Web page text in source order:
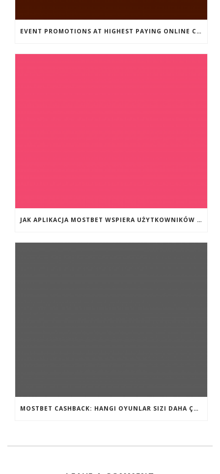
EVENT PROMOTIONS AT HIGHEST PAYING ONLINE CASINOS WITH BEST RTP
JAK APLIKACJA MOSTBET WSPIERA UŻYTKOWNIKÓW ANDROIDA?
MOSTBET CASHBACK: HANGI OYUNLAR SIZI DAHA ÇOX QAZANA BILƏR?